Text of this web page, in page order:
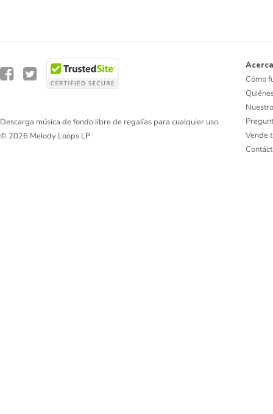
Descarga música de fondo libre de regalías para cualquier uso.
© 2026 Melody Loops LP
Cómo
Vende